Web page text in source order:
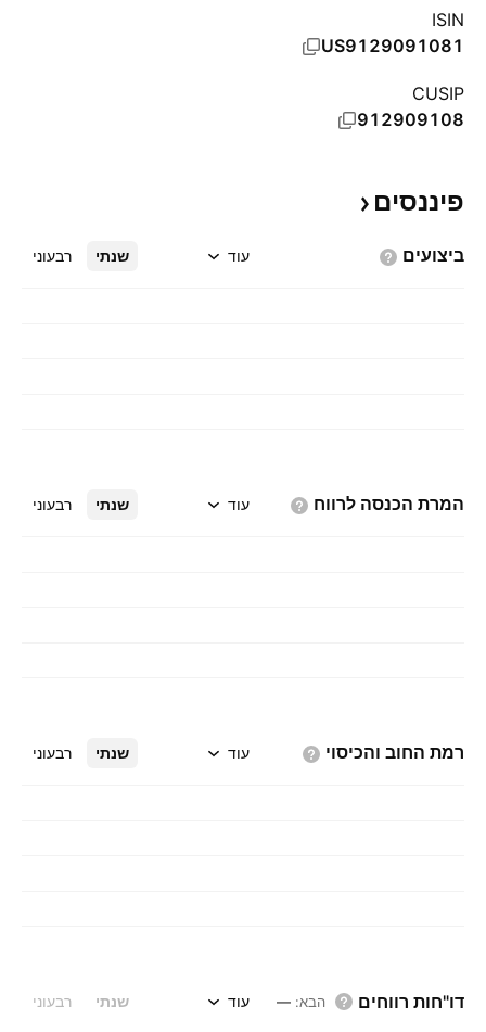
ISIN
US9129091081
CUSIP
912909108
פיננסים
ביצועים שנתי רבעוני עוד
המרת הכנסה לרווח שנתי רבעוני עוד
רמת החוב והכיסוי שנתי רבעוני עוד
דו"חות רווחים הבא:
— שנתי רבעוני עוד